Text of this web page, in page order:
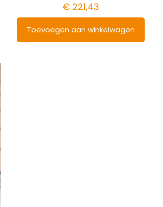
€ 221,43
Toevoegen aan winkelwagen